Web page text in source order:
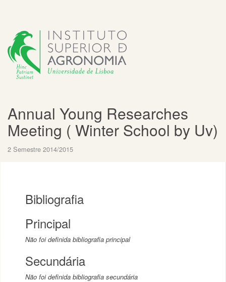
Annual Young Researches
Meeting ( Winter School by Uv)
2 Semestre 2014/2015
Bibliografia
Principal
Não foi definida bibliografia principal
Secundária
Não foi definida bibliografia secundária